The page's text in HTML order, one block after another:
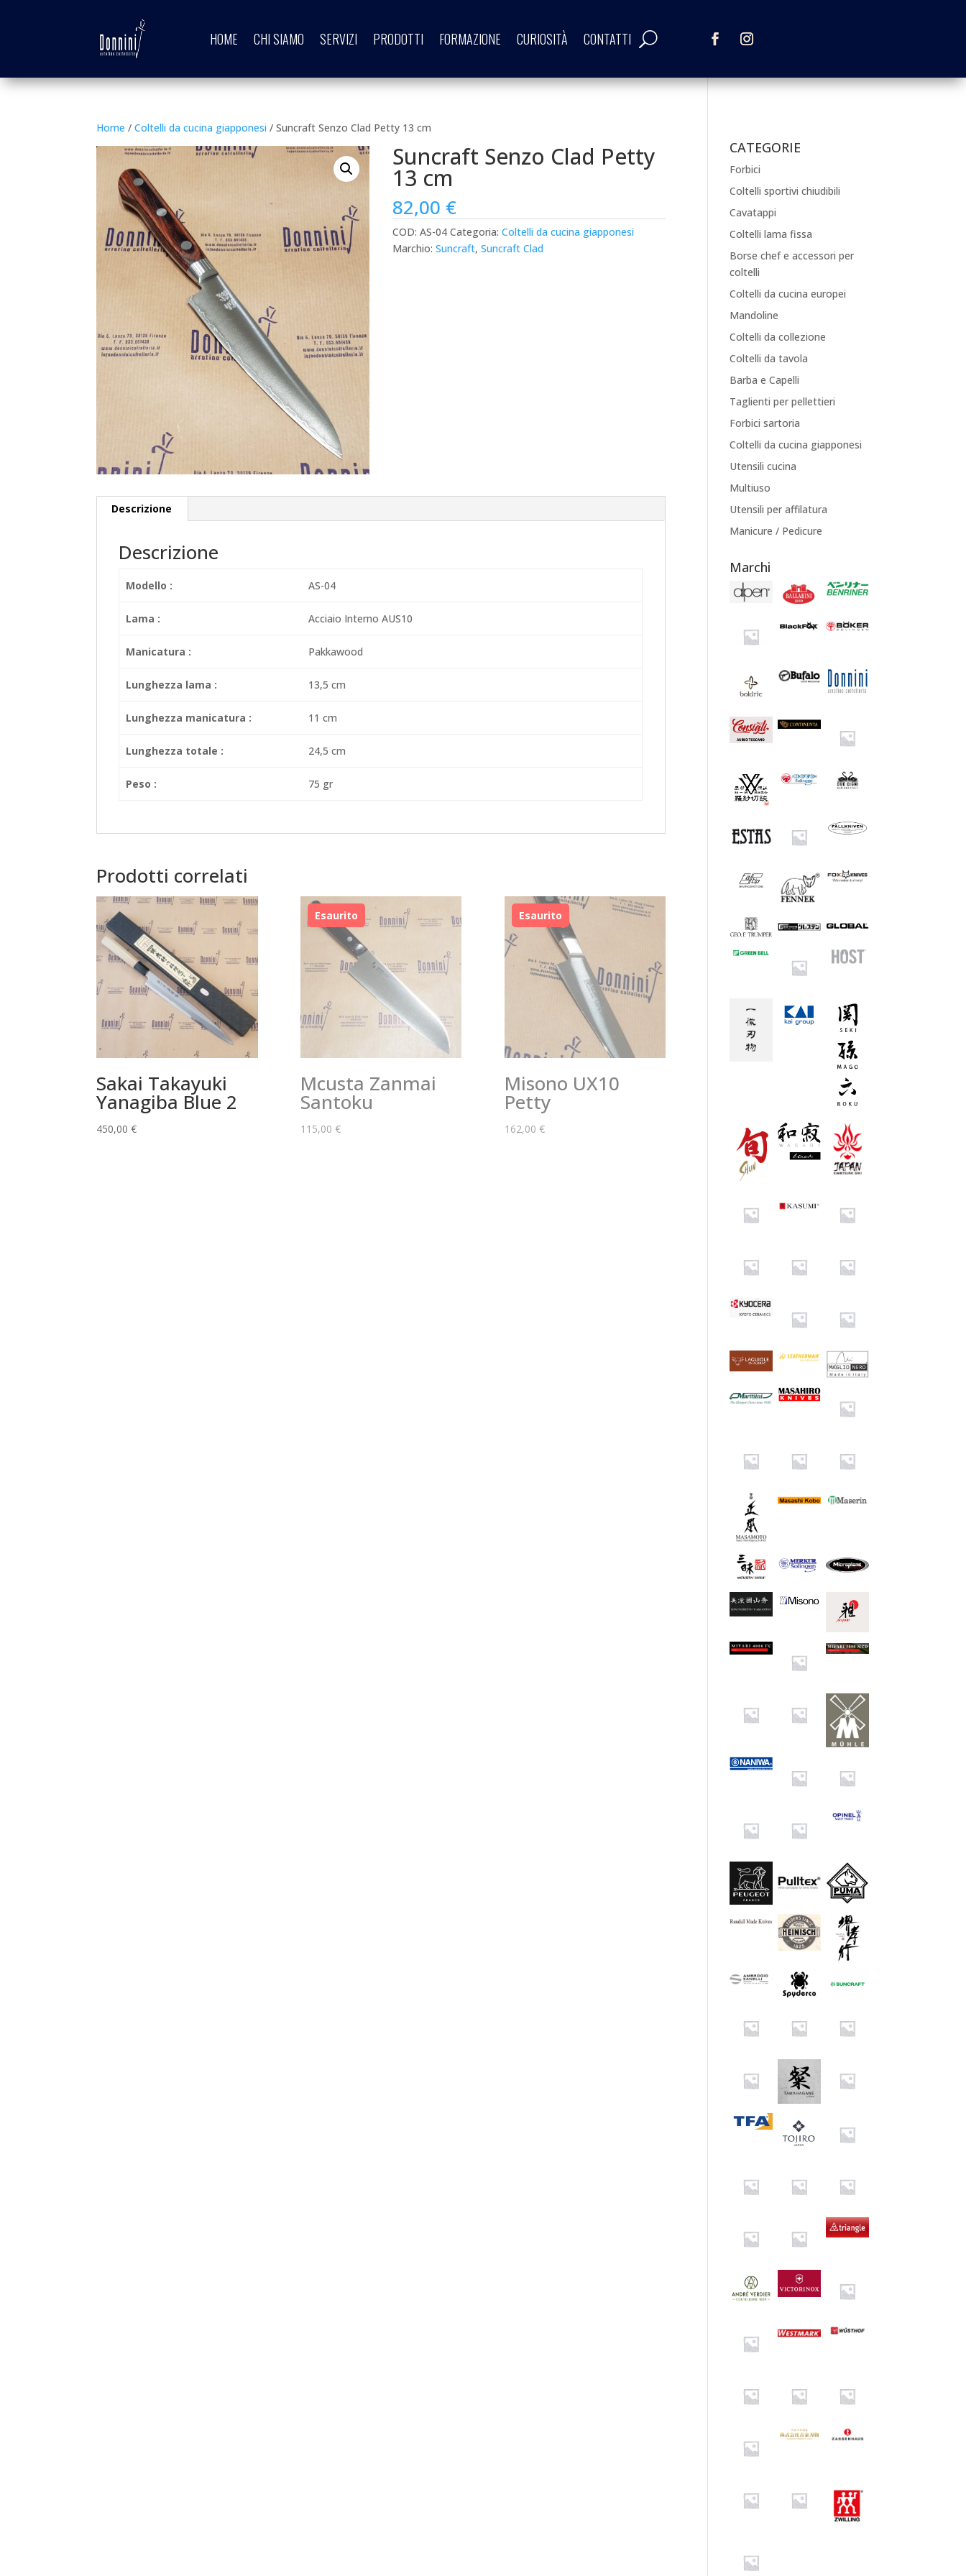
HOME CHI SIAMO SERVIZI PRODOTTI FORMAZIONE CURIOSITÀ CONTATTI
Home /Coltelli da cucina giapponesi / Suncraft Senzo Clad Petty 13 cm
Suncraft Senzo Clad Petty
13 cm
82,00 €
COD:AS-04 Categoria:Coltelli da cucina giapponesi
Marchio:Suncraft,Suncraft Clad
Descrizione
Descrizione
Modello : AS-04
Lama : Acciaio Interno AUS10
Manicatura : Pakkawood
Lunghezza lama : 13,5 cm
Lunghezza manicatura : 11 cm
Lunghezza totale : 24,5 cm
Peso : 75 gr
Prodotti correlati
Sakai Takayuki
Yanagiba Blue 2
450,00€
Mcusta Zanmai
Santoku
115,00 €
Misono UX10
Petty
162,00 €
CATEGORIE
Forbici
Coltelli sportivi chiudibili
Cavatappi
Coltelli lama fissa
Borse chef e accessori per
coltelli
Coltelli da cucina europei
Mandoline
Coltelli da collezione
Coltelli da tavola
Barba e Capelli
Taglienti per pellettieri
Forbici sartoria
Coltelli da cucina giapponesi
Utensili cucina
Multiuso
Utensili per affilatura
Manicure / Pedicure
Marchi